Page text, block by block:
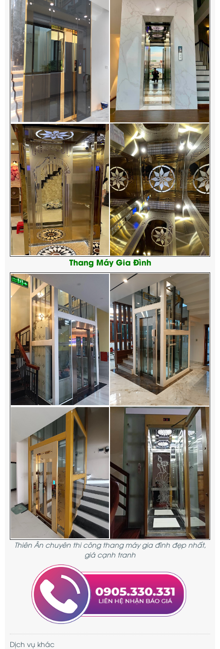
Thang Máy Gia Đình
Thiên Ân chuyên thi công thang máy gia đình đẹp nhất,
giá cạnh tranh
Dịch vụ khác